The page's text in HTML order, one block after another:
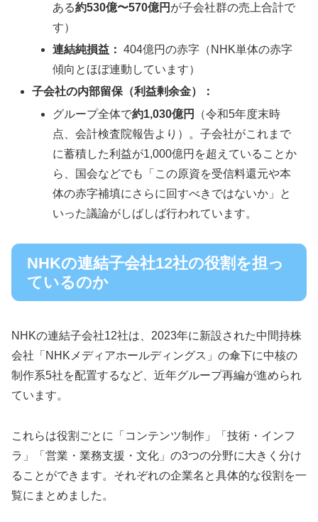
ある約530億〜570億円 が子会社群の売上合計で
す）
連結純損益： 404億円の赤字（NHK単体の赤字
傾向とほぼ連動しています）
子会社の内部留保（利益剰余金）：
グループ全体で約1,030億円
（令和5年度末時
点、会計検査院報告より）。子会社がこれまで
に蓄積した利益が1,000億円を超えていることか
ら、国会などでも「この原資を受信料還元や本
体の赤字補填にさらに回すべきではないか」と
いった議論がしばしば行われています。
NHKの連結子会社12社の役割を担っ
ているのか
NHKの連結子会社12社は、2023年に新設された中間持株
会社「NHKメディアホールディングス」の傘下に中核の
制作系5社を配置するなど、近年グループ再編が進められ
ています。
これらは役割ごとに「コンテンツ制作」「技術・インフ
ラ」「営業・業務支援・文化」の3つの分野に大きく分け
ることができます。それぞれの企業名と具体的な役割を一
覧にまとめました。